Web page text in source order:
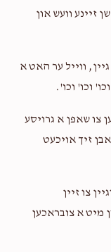
זיינע וועש און
ווייל ער האט א
וכו' וכו'.
צו שאפן א גרויסע
זיך אויכעט
צו זיין
מיט א צובראכען